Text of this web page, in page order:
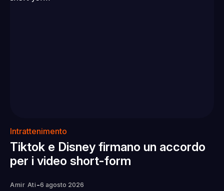
Intrattenimento
Tiktok e Disney firmano un accordo
per i video short-form
Amir Ati -6 agosto 2026